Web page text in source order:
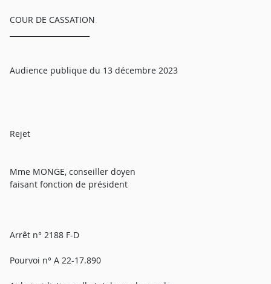
COUR DE CASSATION
Audience publique du 13 décembre 2023
Rejet
Mme MONGE, conseiller doyen
faisant fonction de président
Arrêt n° 2188 F-D
Pourvoi n° A 22-17.890